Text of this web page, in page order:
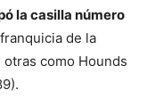
la casilla número
de la
como Hounds